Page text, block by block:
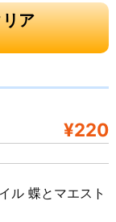
ア
¥220
ル 蝶とマエスト